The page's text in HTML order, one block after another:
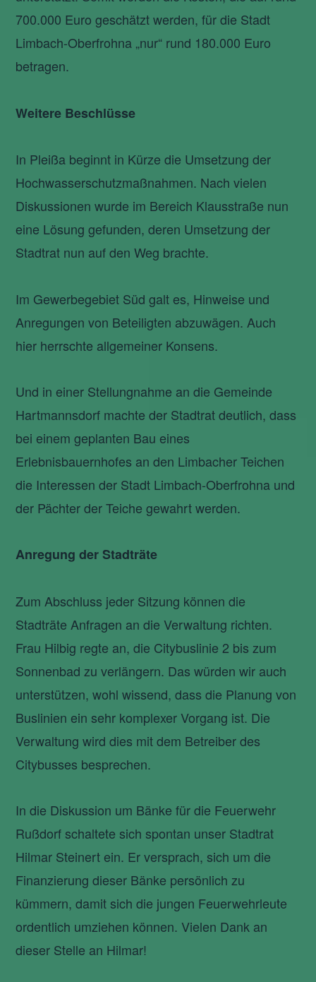
700.000 Euro geschätzt werden, für die Stadt
Limbach-Oberfrohna „nur“ rund 180.000 Euro
betragen.
Weitere Beschlüsse
In Pleißa beginnt in Kürze die Umsetzung der
Hochwasserschutzmaßnahmen. Nach vielen
Diskussionen wurde im Bereich Klausstraße nun
eine Lösung gefunden, deren Umsetzung der
Stadtrat nun auf den Weg brachte.
Im Gewerbegebiet Süd galt es, Hinweise und
Anregungen von Beteiligten abzuwägen. Auch
hier herrschte allgemeiner Konsens.
Und in einer Stellungnahme an die Gemeinde
Hartmannsdorf machte der Stadtrat deutlich, dass
bei einem geplanten Bau eines
Erlebnisbauernhofes an den Limbacher Teichen
die Interessen der Stadt Limbach-Oberfrohna und
der Pächter der Teiche gewahrt werden.
Anregung der Stadträte
Zum Abschluss jeder Sitzung können die
Stadträte Anfragen an die Verwaltung richten.
Frau Hilbig regte an, die Citybuslinie 2 bis zum
Sonnenbad zu verlängern. Das würden wir auch
unterstützen, wohl wissend, dass die Planung von
Buslinien ein sehr komplexer Vorgang ist. Die
Verwaltung wird dies mit dem Betreiber des
Citybusses besprechen.
In die Diskussion um Bänke für die Feuerwehr
Rußdorf schaltete sich spontan unser Stadtrat
Hilmar Steinert ein. Er versprach, sich um die
Finanzierung dieser Bänke persönlich zu
kümmern, damit sich die jungen Feuerwehrleute
ordentlich umziehen können. Vielen Dank an
dieser Stelle an Hilmar!